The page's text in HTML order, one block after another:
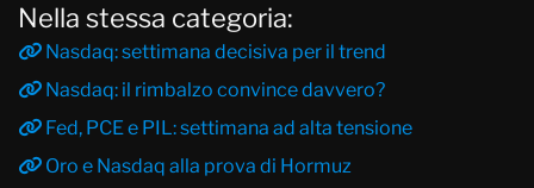
Nella stessa categoria:
Nasdaq: settimana decisiva per il trend
Nasdaq: il rimbalzo convince davvero?
Fed, PCE e PIL: settimana ad alta tensione
Oro e Nasdaq alla prova di Hormuz